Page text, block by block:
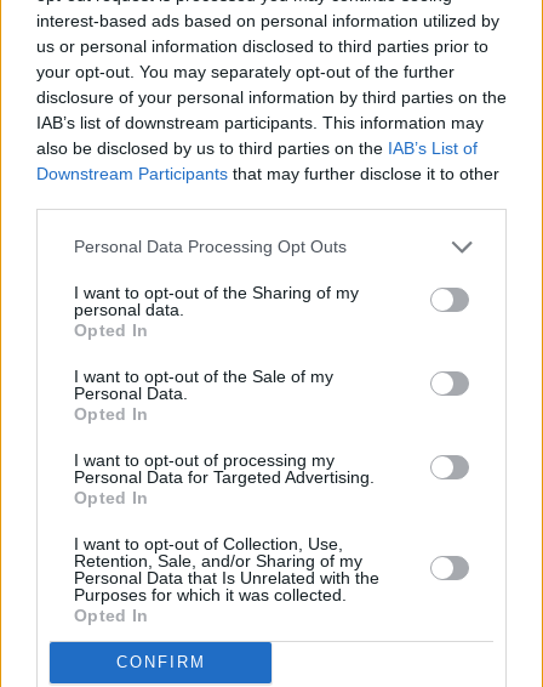
interest-based ads based on personal information utilized by
us or personal information disclosed to third parties prior to
your opt-out. You may separately opt-out of the further
disclosure of your personal information by third parties on the
IAB’s list of downstream participants. This information may
also be disclosed by us to third parties on the IAB’s List of
Downstream Participants that may further disclose it to other
Personal Data Processing Opt Outs
I want to opt-out of the Sharing of my
personal data.
Opted In
I want to opt-out of the Sale of my
Personal Data.
Opted In
I want to opt-out of processing my
Personal Data for Targeted Advertising.
Opted In
I want to opt-out of Collection, Use,
Retention, Sale, and/or Sharing of my
Personal Data that Is Unrelated with the
Purposes for which it was collected.
Opted In
CONFIRM
responsable y bienestar
animal en Lanzarote
el apoyo del grupo de
Socialista, mientras que VOX
se abstuvo, apostando por el
cooperación entre todos los
sectores implicados
Escribir un comentario
29 Julio 2026 - 12:58
El Cabildo actualiza el plan
estratégico de
subvenciones 2026-2028